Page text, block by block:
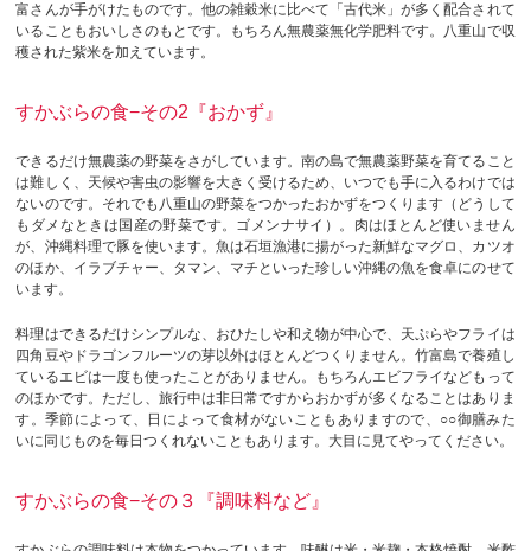
富さんが手がけたものです。他の雑穀米に比べて「古代米」が多く配合されて
いることもおいしさのもとです。もちろん無農薬無化学肥料です。八重山で収
穫された紫米を加えています。
すかぶらの食−その2『おかず』
できるだけ無農薬の野菜をさがしています。南の島で無農薬野菜を育てること
は難しく、天候や害虫の影響を大きく受けるため、いつでも手に入るわけでは
ないのです。それでも八重山の野菜をつかったおかずをつくります（どうして
もダメなときは国産の野菜です。ゴメンナサイ）。肉はほとんど使いません
が、沖縄料理で豚を使います。魚は石垣漁港に揚がった新鮮なマグロ、カツオ
のほか、イラブチャー、タマン、マチといった珍しい沖縄の魚を食卓にのせて
います。
料理はできるだけシンプルな、おひたしや和え物が中心で、天ぷらやフライは
四角豆やドラゴンフルーツの芽以外はほとんどつくりません。竹富島で養殖し
ているエビは一度も使ったことがありません。もちろんエビフライなどもって
のほかです。ただし、旅行中は非日常ですからおかずが多くなることはありま
す。季節によって、日によって食材がないこともありますので、○○御膳みた
いに同じものを毎日つくれないこともあります。大目に見てやってください。
すかぶらの食−その３『調味料など』